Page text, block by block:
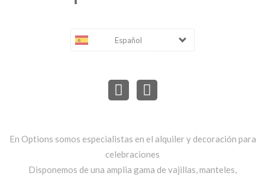
Español
En Options somos especialistas en el alquiler y decoración para
celebraciones
Disponemos de una amplia gama de vajillas, manteles,